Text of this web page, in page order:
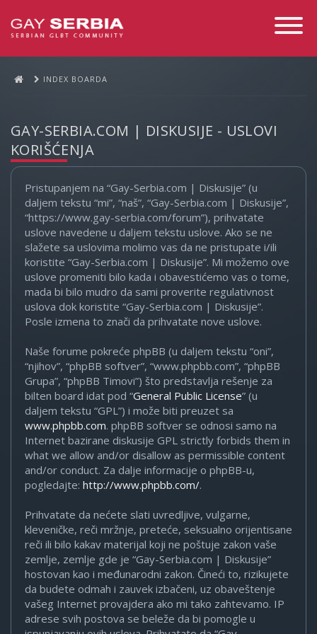
Toggle
INDEX BOARDA
GAY-SERBIA.COM | DISKUSIJE - USLOVI
KORIŠĆENJA
Pristupanjem na “Gay-Serbia.com | Diskusije” (u
daljem tekstu “mi”, “naš”, “Gay-Serbia.com | Diskusije”,
“https://www.gay-serbia.com/forum”), prihvatate
uslove navedene u daljem tekstu uslove. Ako se ne
slažete sa uslovima molimo vas da ne pristupate i/ili
koristite “Gay-Serbia.com | Diskusije”. Mi možemo ove
uslove promeniti bilo kada i obavestićemo vas o tome,
mada bi bilo mudro da sami proverite regulativnost
uslova dok koristite “Gay-Serbia.com | Diskusije”.
Posle izmena to znači da prihvatate nove uslove.
Naše forume pokreće phpBB (u daljem tekstu “oni”,
“njihov”, “phpBB softver”, “www.phpbb.com”, “phpBB
Grupa”, “phpBB Timovi”) što predstavlja rešenje za
bilten board idat pod “General Public License” (u
daljem tekstu “GPL”) i može biti preuzet sa
www.phpbb.com. phpBB softver se odnosi samo na
Internet bazirane diskusije GPL strictly forbids them in
what we allow and/or disallow as permissible content
and/or conduct. Za dalje informacije o phpBB-u,
pogledajte: http://www.phpbb.com/.
Prihvatate da nećete slati uvredljive, vulgarne,
kleveničke, reči mržnje, preteće, seksualno orijentisane
reči ili bilo kakav materijal koji ne poštuje zakon vaše
zemlje, zemlje gde je “Gay-Serbia.com | Diskusije”
hostovan kao i međunarodni zakon. Čineći to, rizikujete
da budete odmah i zauvek izbačeni, uz obaveštenje
vašeg Internet provajdera ako mi tako zahtevamo. IP
adrese svih postova se beleže da bi pomogle u